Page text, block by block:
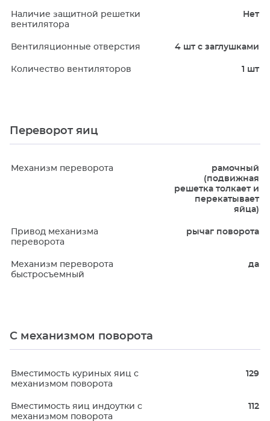
Наличие защитной решетки
вентилятора
Нет
Вентиляционные отверстия 4 шт с заглушками
Количество вентиляторов 1 шт
Переворот яиц
Механизм переворота
рамочный
(подвижная
решетка толкает и
перекатывает
яйца)
Привод механизма
переворота
рычаг поворота
Механизм переворота
быстросъемный
да
С механизмом поворота
Вместимость куриных яиц с
механизмом поворота
129
Вместимость яиц индоутки с
механизмом поворота
112